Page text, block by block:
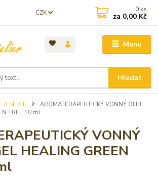
Menu
CZK
Hledat
0 ks
za 0,00 Kč
A SILICE
AROMATERAPEUTICKÝ VONNÝ OLEJ
TREE 10 ml
VONNÝ
HEALING GREEN